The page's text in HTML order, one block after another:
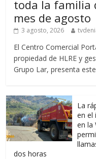
toda la familia
mes de agosto
3 agosto, 2026
El Centro Comercial
propiedad de HLRE y
Grupo Lar, presenta
La
en el
en la
dos horas